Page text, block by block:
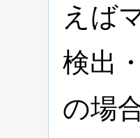
えば
検出
の場